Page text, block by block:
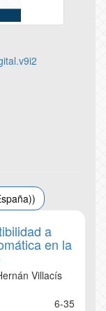
a
en la
Villacís
6-35